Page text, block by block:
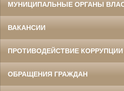
МУНИЦИПАЛЬНЫЕ ОРГАНЫ
ВАКАНСИИ
ПРОТИВОДЕЙСТВИЕ КОРРУПЦИИ
ОБРАЩЕНИЯ ГРАЖДАН